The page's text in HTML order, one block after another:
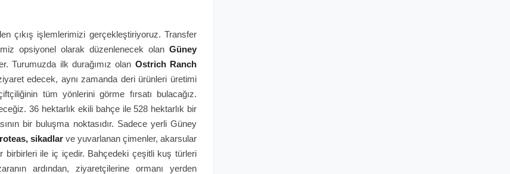
çıkış işlemlerimizi gerçekleştiriyoruz. Transfer
opsiyonel olarak düzenlenecek olan Güney
Turumuzda ilk durağımız olan Ostrich Ranch
edecek, aynı zamanda deri ürünleri üretimi
tüm yönlerini görme fırsatı bulacağız.
36 hektarlık ekili bahçe ile 528 hektarlık bir
bir buluşma noktasıdır. Sadece yerli Güney
sikadlar ve yuvarlanan çimenler, akarsular
ile iç içedir. Bahçedeki çeşitli kuş türleri
ardından, ziyaretçilerine ormanı yerden